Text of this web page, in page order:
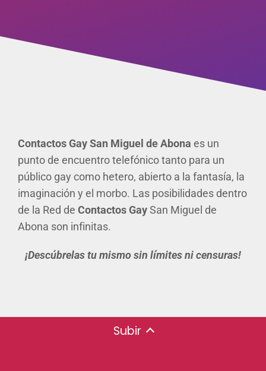
Contactos Gay San Miguel de Abona es un
punto de encuentro telefónico tanto para un
público gay como hetero, abierto a la fantasía, la
imaginación y el morbo. Las posibilidades dentro
de la Red de Contactos GaySan Miguel de
Abona son infinitas.
¡Descúbrelas tu mismo sin límites ni censuras!
Subir